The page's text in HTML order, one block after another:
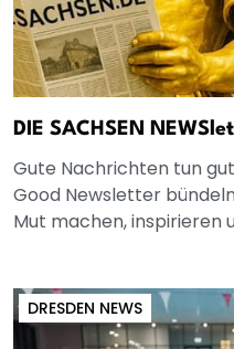
DIE SACHSEN
Gute Nachrichten tun
Good Newsletter
Mut machen, inspirieren
DRESDEN NEWS